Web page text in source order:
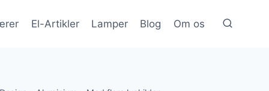
El-Artikler Lamper Blog Om os